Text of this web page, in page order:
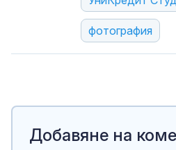
фотография
Добавяне на